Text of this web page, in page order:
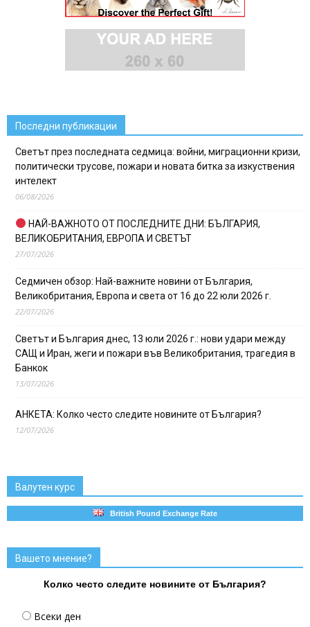
Последни публикации
Светът през последната седмица: войни, миграционни кризи,
политически трусове, пожари и новата битка за изкуствения
интелект
06/08/2026
НАЙ-ВАЖНОТО ОТ ПОСЛЕДНИТЕ ДНИ: БЪЛГАРИЯ,
ВЕЛИКОБРИТАНИЯ, ЕВРОПА И СВЕТЪТ
27/07/2026
Седмичен обзор: Най-важните новини от България,
Великобритания, Европа и света от 16 до 22 юли 2026 г.
22/07/2026
Светът и България днес, 13 юли 2026 г.: нови удари между
САЩ и Иран, жеги и пожари във Великобритания, трагедия в
Банкок
13/07/2026
АНКЕТА: Колко често следите новините от България?
12/07/2026
Валутен курс
British Pound Exchange Rate
Вашето мнение?
Колко често следите новините от България?
Всеки ден